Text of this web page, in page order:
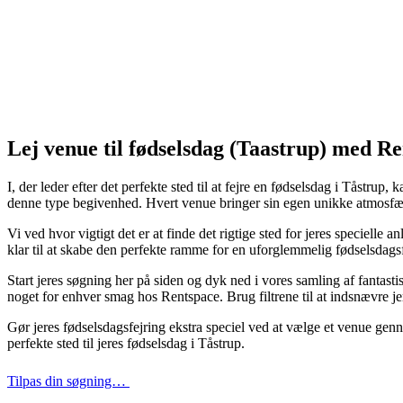
Lej venue til fødselsdag (Taastrup) med
I, der leder efter det perfekte sted til at fejre en fødselsdag i Tåstrup,
denne type begivenhed. Hvert venue bringer sin egen unikke
Vi ved hvor vigtigt det er at finde det rigtige sted for jeres specielle
klar til at skabe den perfekte ramme for en uforglemmelig
Start jeres søgning her på siden og dyk ned i vores samling af
noget for enhver smag hos Rentspace. Brug filtrene til at indsnævre
Gør jeres fødselsdagsfejring ekstra speciel ved at vælge et venue
perfekte sted til jeres fødselsdag i Tåstrup.
Tilpas din søgning…